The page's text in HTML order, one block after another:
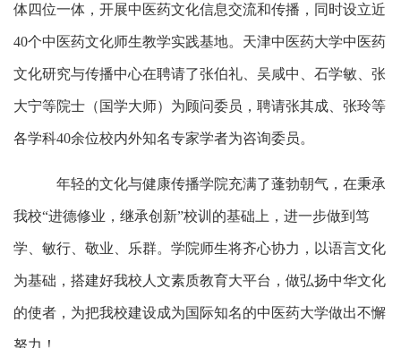
体四位一体，开展中医药文化信息交流和传播，同时设立近
40个中医药文化师生教学实践基地。天津中医药大学中医药
文化研究与传播中心在聘请了张伯礼、吴咸中、石学敏、张
大宁等院士（国学大师）为顾问委员，聘请张其成、张玲等
各学科40余位校内外知名专家学者为咨询委员。
年轻的文化与健康传播学院充满了蓬勃朝气，在秉承
我校“进德修业，继承创新”校训的基础上，进一步做到笃
学、敏行、敬业、乐群。学院师生将齐心协力，以语言文化
为基础，搭建好我校人文素质教育大平台，做弘扬中华文化
的使者，为把我校建设成为国际知名的中医药大学做出不懈